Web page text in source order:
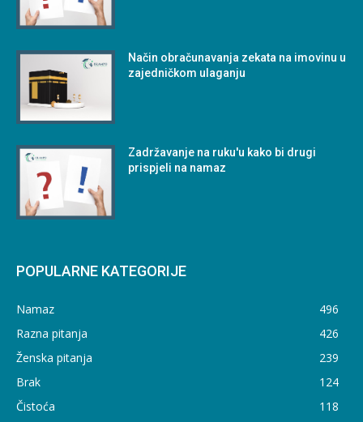
Način obračunavanja zekata na imovinu u
zajedničkom ulaganju
Zadržavanje na ruku'u kako bi drugi
prispjeli na namaz
POPULARNE KATEGORIJE
Namaz
496
Razna pitanja
426
Ženska pitanja
239
Brak
124
Čistoća
118